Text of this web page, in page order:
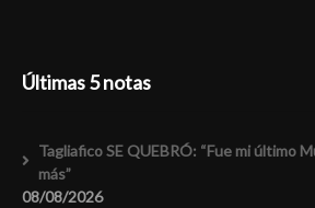
Últimas 5 notas
Tagliafico SE QUEBRÓ: “Fue mi último
más”
08/08/2026